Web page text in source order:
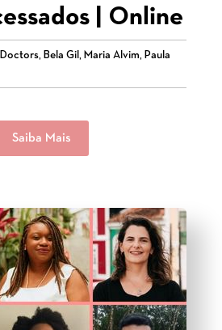
| Online
Bela Gil, Maria Alvim, Paula
Saiba Mais